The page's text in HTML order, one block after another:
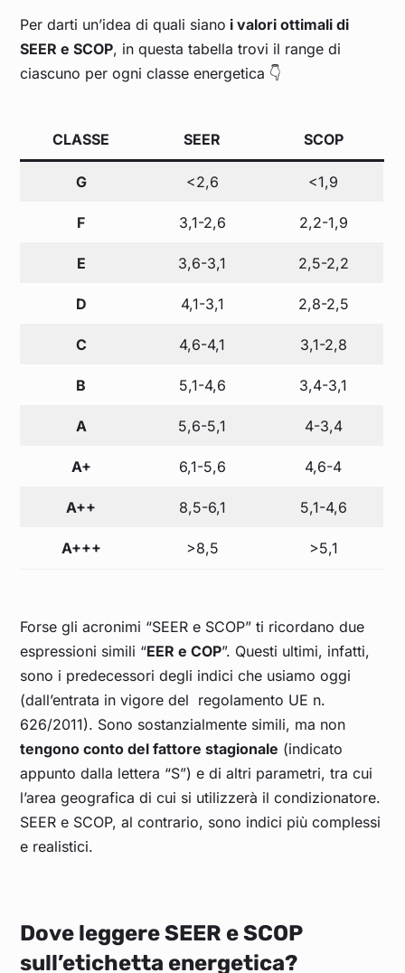
Per darti un’idea di quali siano i valori ottimali di
SEER e SCOP, in questa tabella trovi il range di
ciascuno per ogni classe energetica 👇
CLASSE SEER SCOP
G <2,6 <1,9
F 3,1-2,6 2,2-1,9
E 3,6-3,1 2,5-2,2
D 4,1-3,1 2,8-2,5
C 4,6-4,1 3,1-2,8
B 5,1-4,6 3,4-3,1
A 5,6-5,1 4-3,4
A+ 6,1-5,6 4,6-4
A++ 8,5-6,1 5,1-4,6
A+++ >8,5 >5,1
Forse gli acronimi “SEER e SCOP” ti ricordano due
espressioni simili “EER e COP”. Questi ultimi, infatti,
sono i predecessori degli indici che usiamo oggi
(dall’entrata in vigore del regolamento UE n.
626/2011). Sono sostanzialmente simili, ma non
tengono conto del fattore stagionale (indicato
appunto dalla lettera “S”) e di altri parametri, tra cui
l’area geografica di cui si utilizzerà il condizionatore.
SEER e SCOP, al contrario, sono indici più complessi
e realistici.
Dove leggere SEER e SCOP
sull’etichetta energetica?